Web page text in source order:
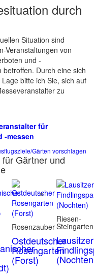
durch
Situation sind
Veranstaltungen von
und -
betroffen. Durch eine sich
bitte ich Sie, sich auf
zu
für
-messen
Gärten vorschlagen
Gärtner und
Rosenzauber
Ostdeutscher
Rosengarten
(Forst)
Riesen-
Steingarten
Lausitzer